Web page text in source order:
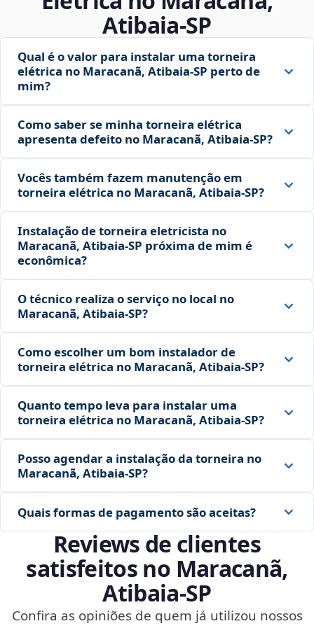
Atibaia‑SP
Qual é o valor para instalar uma torneira
elétrica no Maracanã, Atibaia‑SP perto de
mim?
Como saber se minha torneira elétrica
apresenta defeito no Maracanã, Atibaia‑SP?
Vocês também fazem manutenção em
torneira elétrica no Maracanã, Atibaia‑SP?
Instalação de torneira eletricista no
Maracanã, Atibaia‑SP próxima de mim é
econômica?
O técnico realiza o serviço no local no
Maracanã, Atibaia‑SP?
Como escolher um bom instalador de
torneira elétrica no Maracanã, Atibaia‑SP?
Quanto tempo leva para instalar uma
torneira elétrica no Maracanã, Atibaia‑SP?
Posso agendar a instalação da torneira no
Maracanã, Atibaia‑SP?
Quais formas de pagamento são aceitas?
Reviews de clientes
satisfeitos no Maracanã,
Atibaia‑SP
Confira as opiniões de quem já utilizou nossos